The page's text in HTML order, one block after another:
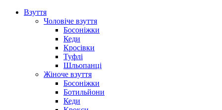
Взуття
Чоловіче взуття
Босоніжки
Кеди
Кросівки
Туфлі
Шльопанці
Жіноче взуття
Босоніжки
Ботильйони
Кеди